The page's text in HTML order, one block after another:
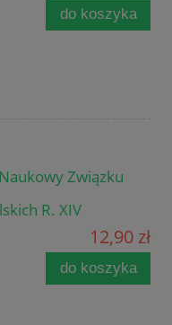
do koszyka
Związku
R. XIV
12,90 zł
do koszyka